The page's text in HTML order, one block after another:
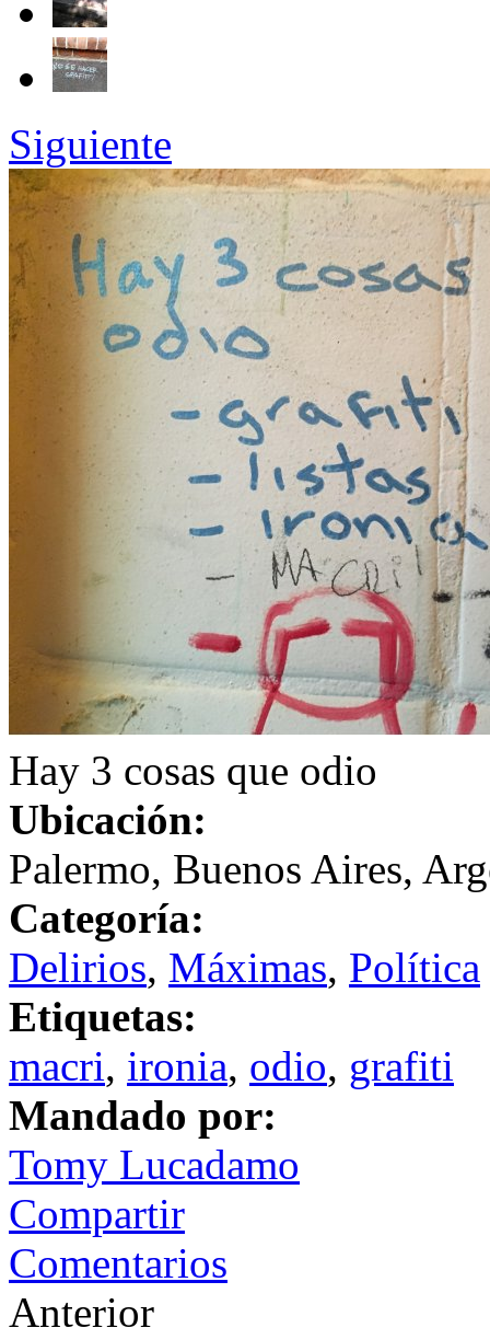
Siguiente
Hay 3 cosas que odio
Ubicación:
Palermo, Buenos Aires,
Categoría:
Delirios, Máximas, Política
Etiquetas:
macri, ironia, odio, grafiti
Mandado por:
Tomy Lucadamo
Compartir
Comentarios
Anterior